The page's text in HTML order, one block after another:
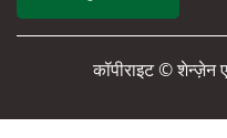
कॉपीराइट © शेन्ज़ेन